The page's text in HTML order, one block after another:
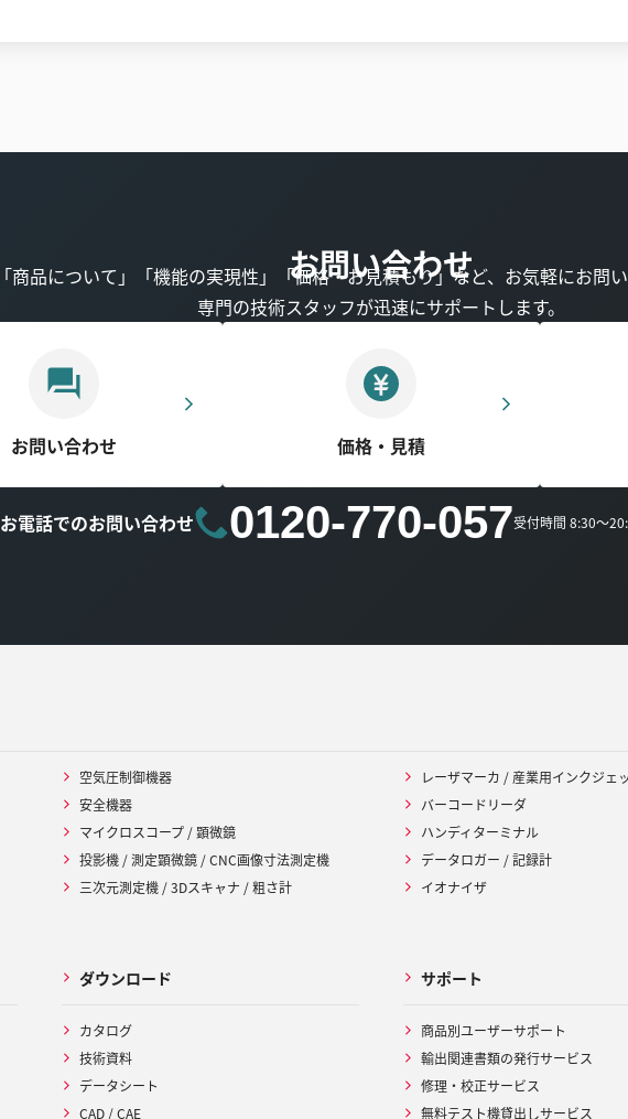
お問い合わせ
「商品について」「機能の実現性」「価格・お見積もり」など、お気軽にお問
専門の技術スタッフが迅速にサポートします。
お問い合わせ 価格・見積
お電話でのお問い合わせ 0120-770-057受付時間 8:30～
空気圧制御機器
安全機器
マイクロスコープ / 顕微鏡
投影機 / 測定顕微鏡 / CNC画像寸法測定機
三次元測定機 / 3Dスキャナ / 粗さ計
レーザマーカ / 産業用インクジェ
バーコードリーダ
ハンディターミナル
データロガー / 記録計
イオナイザ
ダウンロード
カタログ
技術資料
データシート
CAD / CAE
サポート
商品別ユーザーサポート
輸出関連書類の発行サービス
修理・校正サービス
無料テスト機貸出しサービス